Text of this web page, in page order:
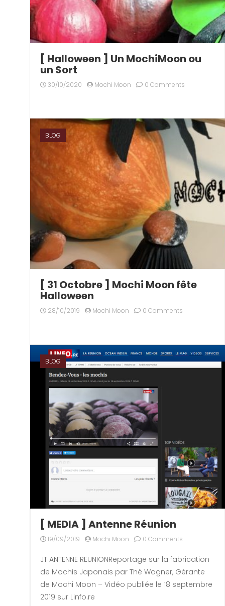
[ Halloween ] Un MochiMoon ou
un Sort
30/10/2020 Mochi Moon 0 Comments
BLOG
[ 31 Octobre ] Mochi Moon fête
Halloween
28/10/2019 Mochi Moon 0 Comments
BLOG
[ MEDIA ] Antenne Réunion
19/09/2019 Mochi Moon 0 Comments
JT ANTENNE REUNIONReportage sur la fabrication
de Mochis Japonais par Thé Wagner, Gérante
de Mochi Moon – Vidéo publiée le 18 septembre
2019 sur Linfo.re